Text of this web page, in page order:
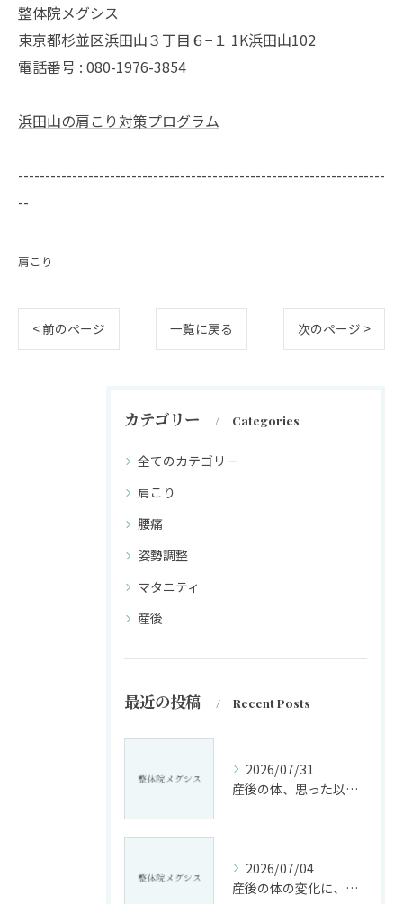
整体院メグシス
東京都杉並区浜田山３丁目６−１ 1K浜田山102
電話番号 : 080-1976-3854
浜田山の肩こり対策プログラム
--------------------------------------------------------------------
--
肩こり
< 前のページ 一覧に戻る 次のページ >
カテゴリー Categories
全てのカテゴリー
肩こり
腰痛
姿勢調整
マタニティ
産後
最近の投稿 Recent Posts
2026/07/31
産後の体、思った以上に変化していませんか?
2026/07/04
産後の体の変化に、戸惑っていませんか?